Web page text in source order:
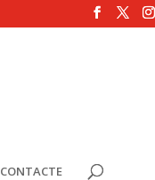
CONTACTE